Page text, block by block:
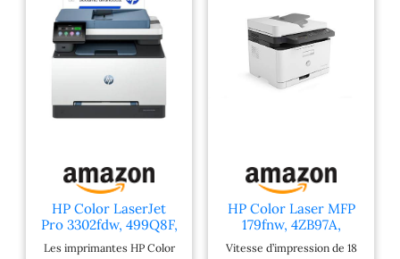
HP Color LaserJet
Pro 3302fdw, 499Q8F,
Imprimante
Les imprimantes HP Color
HP Color Laser MFP
179fnw, 4ZB97A,
Imprimante
Vitesse d’impression de 18